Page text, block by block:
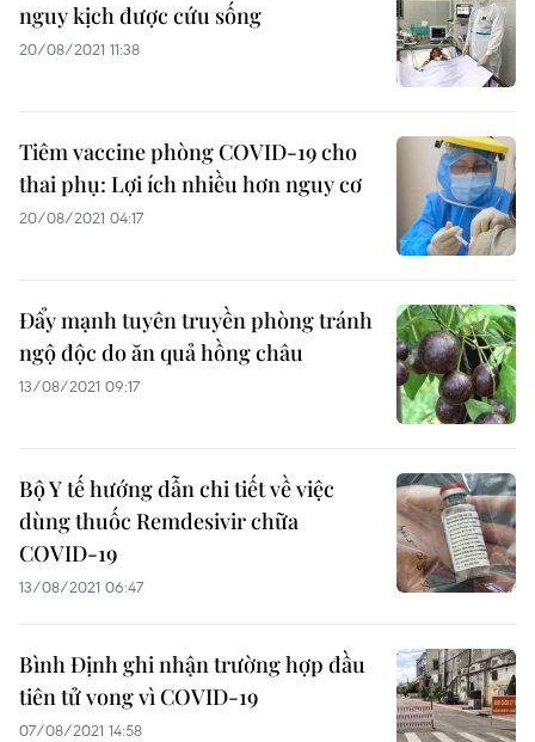
nguy kịch được cứu sống
20/08/2021 11:38
Tiêm vaccine phòng COVID-19 cho
thai phụ: Lợi ích nhiều hơn nguy cơ
20/08/2021 04:17
Đẩy mạnh tuyên truyền phòng tránh
ngộ độc do ăn quả hồng châu
13/08/2021 09:17
Bộ Y tế hướng dẫn chi tiết về việc
dùng thuốc Remdesivir chữa
COVID-19
13/08/2021 06:47
Bình Định ghi nhận trường hợp đầu
tiên tử vong vì COVID-19
07/08/2021 14:58